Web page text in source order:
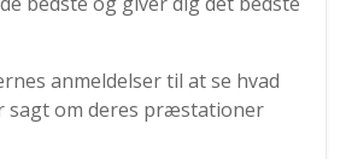
anmeldelser til at se hvad
sagt om deres præstationer